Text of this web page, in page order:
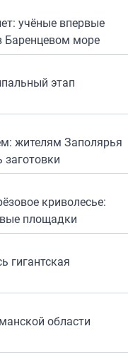
учёные впервые
Баренцевом море
этап
жителям Заполярья
заготовки
криволесье:
площадки
гигантская
области